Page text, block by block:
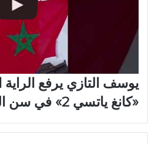
يوسف التازي يرفع
«كانغ ياتسي 2» في سن الـ15